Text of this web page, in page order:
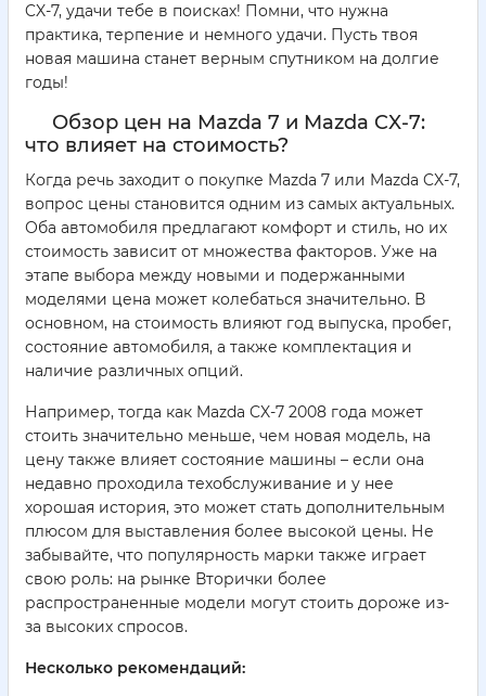
CX-7, удачи тебе в поисках! Помни, что нужна
практика, терпение и немного удачи. Пусть твоя
новая машина станет верным спутником на долгие
годы!
Обзор цен на Mazda 7 и Mazda CX-7:
что влияет на стоимость?
Когда речь заходит о покупке Mazda 7 или Mazda CX-7,
вопрос цены становится одним из самых актуальных.
Оба автомобиля предлагают комфорт и стиль, но их
стоимость зависит от множества факторов. Уже на
этапе выбора между новыми и подержанными
моделями цена может колебаться значительно. В
основном, на стоимость влияют год выпуска, пробег,
состояние автомобиля, а также комплектация и
наличие различных опций.
Например, тогда как Mazda CX-7 2008 года может
стоить значительно меньше, чем новая модель, на
цену также влияет состояние машины – если она
недавно проходила техобслуживание и у нее
хорошая история, это может стать дополнительным
плюсом для выставления более высокой цены. Не
забывайте, что популярность марки также играет
свою роль: на рынке Вторички более
распространенные модели могут стоить дороже из-
за высоких спросов.
Несколько рекомендаций: